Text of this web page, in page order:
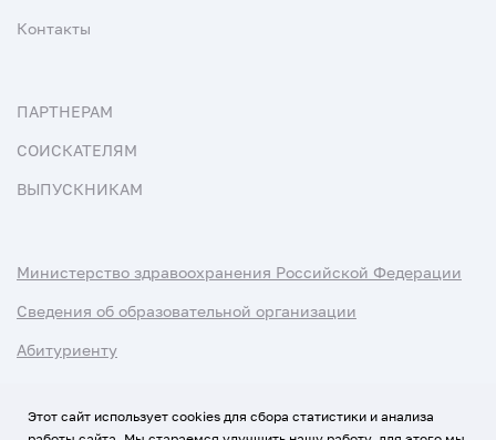
Контакты
ПАРТНЕРАМ
СОИСКАТЕЛЯМ
ВЫПУСКНИКАМ
Министерство здравоохранения Российской Федерации
Сведения об образовательной организации
Абитуриенту
Этот сайт использует cookies для сбора статистики и анализа